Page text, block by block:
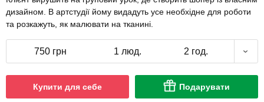
дизайном. В артстудії йому видадуть усе необхідне для роботи
та розкажуть, як малювати на тканині.
750 грн 1 люд. 2 год.
Купити для себе Подарувати